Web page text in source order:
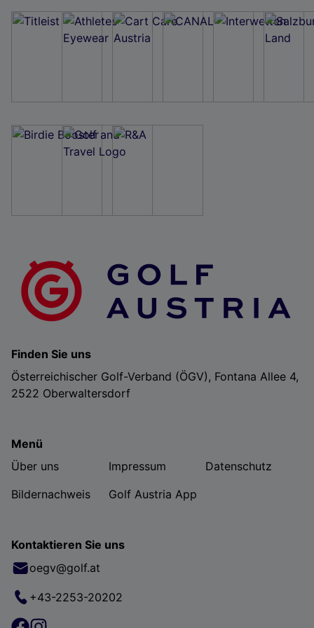
Finden Sie uns
Österreichischer Golf-Verband (ÖGV), Fontana Allee 4,
2522 Oberwaltersdorf
Menü
Über uns
Impressum
Datenschutz
Bildernachweis
Golf Austria App
Kontaktieren Sie uns
oegv@golf.at
+43-2253-20202
Wir und unsere Partner verarbeiten Daten, um
Verwendung genauer Standortdaten. Endgeräteeigenschaften zur Identifikation